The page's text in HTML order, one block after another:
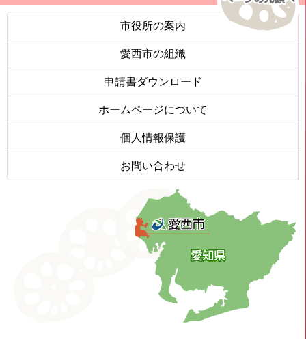
市役所の案内
愛西市の組織
申請書ダウンロード
ホームページについて
個人情報保護
お問い合わせ